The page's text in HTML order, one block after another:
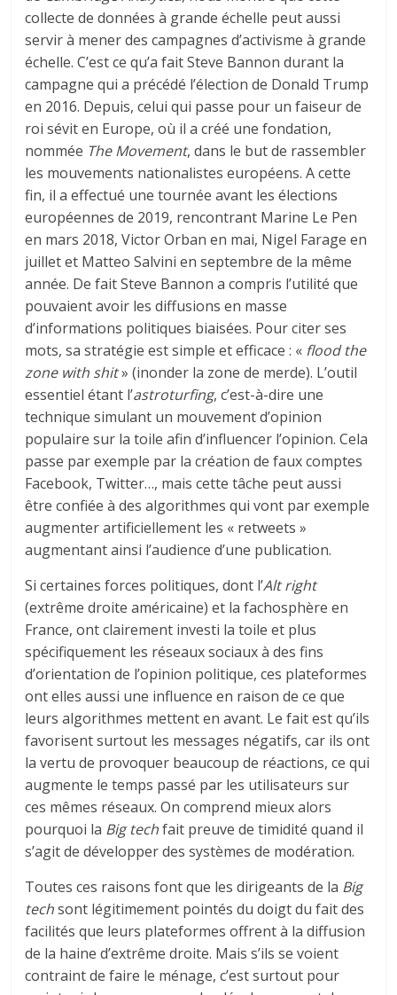
collecte de données à grande échelle peut aussi
servir à mener des campagnes d’activisme à grande
échelle. C’est ce qu’a fait Steve Bannon durant la
campagne qui a précédé l’élection de Donald Trump
en 2016. Depuis, celui qui passe pour un faiseur de
roi sévit en Europe, où il a créé une fondation,
nommée The Movement, dans le but de rassembler
les mouvements nationalistes européens. A cette
fin, il a effectué une tournée avant les élections
européennes de 2019, rencontrant Marine Le Pen
en mars 2018, Victor Orban en mai, Nigel Farage en
juillet et Matteo Salvini en septembre de la même
année. De fait Steve Bannon a compris l’utilité que
pouvaient avoir les diffusions en masse
d’informations politiques biaisées. Pour citer ses
mots, sa stratégie est simple et efficace : « flood the
zone with shit» (inonder la zone de merde). L’outil
essentiel étant l’astroturfing, c’est-à-dire une
technique simulant un mouvement d’opinion
populaire sur la toile afin d’influencer l’opinion. Cela
passe par exemple par la création de faux comptes
Facebook, Twitter…, mais cette tâche peut aussi
être confiée à des algorithmes qui vont par exemple
augmenter artificiellement les « retweets »
augmentant ainsi l’audience d’une publication.
Si certaines forces politiques, dont l’Alt right
(extrême droite américaine) et la fachosphère en
France, ont clairement investi la toile et plus
spécifiquement les réseaux sociaux à des fins
d’orientation de l’opinion politique, ces plateformes
ont elles aussi une influence en raison de ce que
leurs algorithmes mettent en avant. Le fait est qu’ils
favorisent surtout les messages négatifs, car ils ont
la vertu de provoquer beaucoup de réactions, ce qui
augmente le temps passé par les utilisateurs sur
ces mêmes réseaux. On comprend mieux alors
pourquoi la Big techfait preuve de timidité quand il
s’agit de développer des systèmes de modération.
Toutes ces raisons font que les dirigeants de la Big
techsont légitimement pointés du doigt du fait des
facilités que leurs plateformes offrent à la diffusion
de la haine d’extrême droite. Mais s’ils se voient
contraint de faire le ménage, c’est surtout pour